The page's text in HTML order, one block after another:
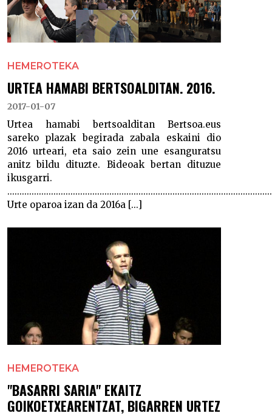
HEMEROTEKA
URTEA HAMABI BERTSOALDITAN. 2016.
2017-01-07
Urtea hamabi bertsoalditan Bertsoa.eus
sareko plazak begirada zabala eskaini dio
2016 urteari, eta saio zein une esanguratsu
anitz bildu dituzte. Bideoak bertan dituzue
ikusgarri.
Urte oparoa izan da 2016a [...]
HEMEROTEKA
"BASARRI SARIA" EKAITZ
GOIKOETXEARENTZAT, BIGARREN URTEZ